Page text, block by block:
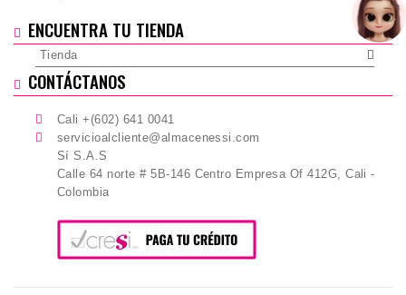
ENCUENTRA TU TIENDA
Tienda
CONTÁCTANOS
Cali +(602) 641 0041
servicioalcliente@almacenessi.com
Sí S.A.S
Calle 64 norte # 5B-146 Centro Empresa Of 412G, Cali -
Colombia